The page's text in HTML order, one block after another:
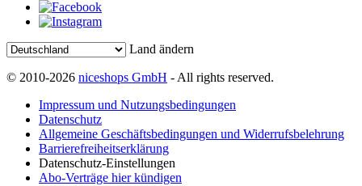
Land ändern
© 2010-2026 niceshops GmbH - All rights reserved.
Impressum und Nutzungsbedingungen
Datenschutz
Allgemeine Geschäftsbedingungen und Widerrufsbelehrung
Barrierefreiheitserklärung
Datenschutz-Einstellungen
Abo-Verträge hier kündigen